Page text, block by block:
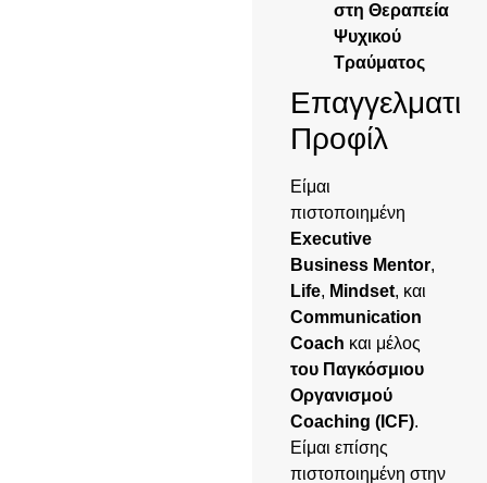
στη Θεραπεία
Ψυχικού
Τραύματος
Προφίλ
Είμαι
πιστοποιημένη
Executive
Business Mentor,
Life, Mindset, και
Communication
Coach και μέλος
του Παγκόσμιου
Οργανισμού
Coaching (ICF).
Είμαι επίσης
πιστοποιημένη στην